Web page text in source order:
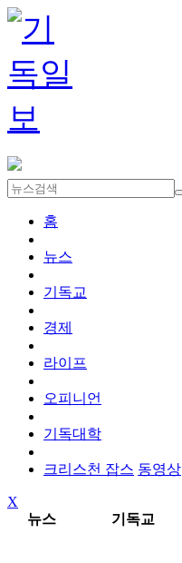
홈
뉴스
기독교
경제
라이프
오피니언
기독대학
크리스천 잡스 동영상
X
뉴스
기독교